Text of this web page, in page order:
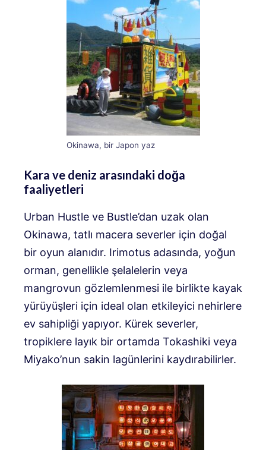
Okinawa, bir Japon yaz
Kara ve deniz arasındaki doğa
faaliyetleri
Urban Hustle ve Bustle’dan uzak olan
Okinawa, tatlı macera severler için doğal
bir oyun alanıdır. Irimotus adasında, yoğun
orman, genellikle şelalelerin veya
mangrovun gözlemlenmesi ile birlikte kayak
yürüyüşleri için ideal olan etkileyici nehirlere
ev sahipliği yapıyor. Kürek severler,
tropiklere layık bir ortamda Tokashiki veya
Miyako’nun sakin lagünlerini kaydırabilirler.